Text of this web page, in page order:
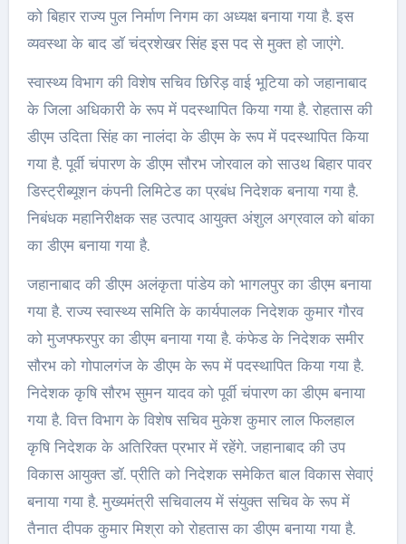
को बिहार राज्य पुल निर्माण निगम का अध्यक्ष बनाया गया है. इस
व्यवस्था के बाद डाॅ चंद्रशेखर सिंह इस पद से मुक्त हो जाएंगे.
स्वास्थ्य विभाग की विशेष सचिव छिरिड़ वाई भूटिया को जहानाबाद
के जिला अधिकारी के रूप में पदस्थापित किया गया है. रोहतास की
डीएम उदिता सिंह का नालंदा के डीएम के रूप में पदस्थापित किया
गया है. पूर्वी चंपारण के डीएम सौरभ जोरवाल को साउथ बिहार पावर
डिस्ट्रीब्यूशन कंपनी लिमिटेड का प्रबंध निदेशक बनाया गया है.
निबंधक महानिरीक्षक सह उत्पाद आयुक्त अंशुल अग्रवाल को बांका
का डीएम बनाया गया है.
जहानाबाद की डीएम अलंकृता पांडेय को भागलपुर का डीएम बनाया
गया है. राज्य स्वास्थ्य समिति के कार्यपालक निदेशक कुमार गौरव
को मुजफ्फरपुर का डीएम बनाया गया है. कंफेड के निदेशक समीर
सौरभ को गोपालगंज के डीएम के रूप में पदस्थापित किया गया है.
निदेशक कृषि सौरभ सुमन यादव को पूर्वी चंपारण का डीएम बनाया
गया है. वित्त विभाग के विशेष सचिव मुकेश कुमार लाल फिलहाल
कृषि निदेशक के अतिरिक्त प्रभार में रहेंगे. जहानाबाद की उप
विकास आयुक्त डॉ. प्रीति को निदेशक समेकित बाल विकास सेवाएं
बनाया गया है. मुख्यमंत्री सचिवालय में संयुक्त सचिव के रूप में
तैनात दीपक कुमार मिश्रा को रोहतास का डीएम बनाया गया है.